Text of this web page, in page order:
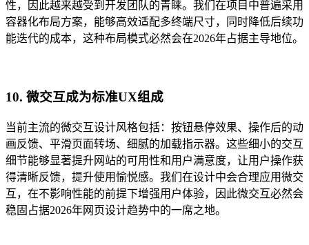
性，因此越来越受到开发团队的青睐。我们在项目中普遍采用
容器化布局方案，能够高效适配多终端尺寸，同时降低后续功
能迭代的成本，这种布局模式必然会在2026年占据主导地位。
10. 微交互成为标准UX组成
当前主流的微交互设计风格包括：按钮悬停效果、操作后的动
画反馈、平滑页面转场、细腻的加载指示器。这些细小的交互
细节能够显著提升网站的可用性和用户满意度，让用户操作获
得清晰反馈，提升使用愉悦感。我们在设计中会合理应用微交
互，在不影响性能的前提下增强用户体验，因此微交互必然会
稳固占据2026年网页设计趋势中的一席之地。